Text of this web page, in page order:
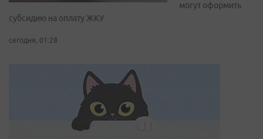
могут оформить
субсидию на оплату ЖКУ
сегодня, 01:28